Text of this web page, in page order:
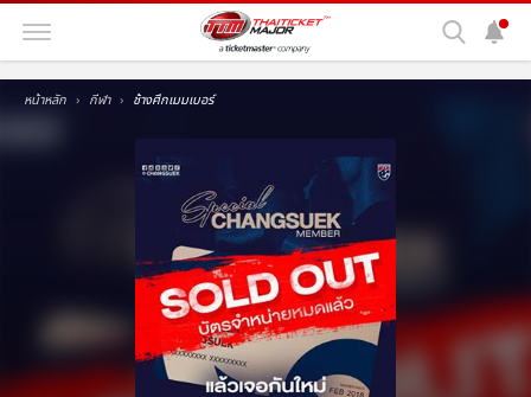
หน้าหลัก กีฬา ช้างศึกเมมเบอร์